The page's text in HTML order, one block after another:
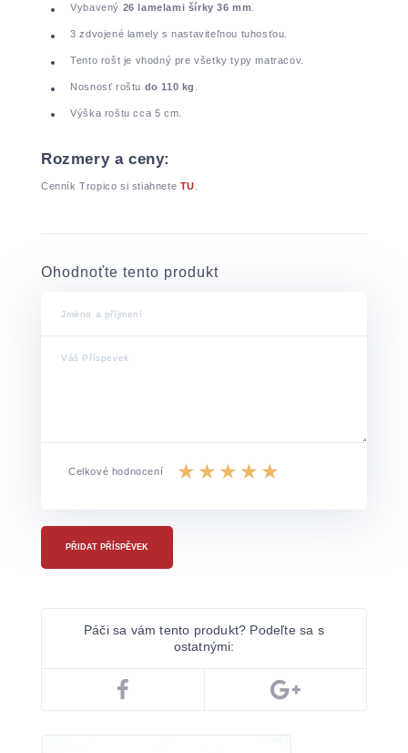
Vybavený 26 lamelami šírky 36 mm
3 zdvojené lamely s nastaviteľnou tuhosťou.
Tento rošt je vhodný pre všetky typy matracov.
Nosnosť roštu do 110 kg
Výška roštu cca 5 cm.
Rozmery a ceny:
Cenník Tropico si stiahnete TU
Ohodnoťte tento produkt
Celkové hodnocení
PŘIDAT PŘÍSPĚVEK
Páči sa vám tento produkt? Podeľte sa s
ostatnými: